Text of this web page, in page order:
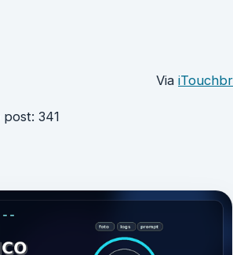
Via iTouchbr
post: 341